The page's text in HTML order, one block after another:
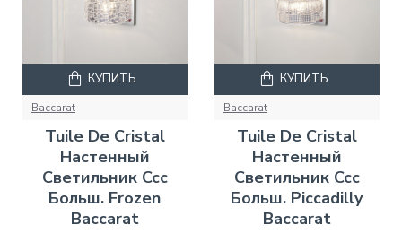
Baccarat
Tuile De Cristal
Настенный
Светильник Ccc
Больш. Frozen
Baccarat
КУПИТЬ
Baccarat
Tuile De Cristal
Настенный
Светильник Ccc
Больш. Piccadilly
Baccarat
КУПИТЬ